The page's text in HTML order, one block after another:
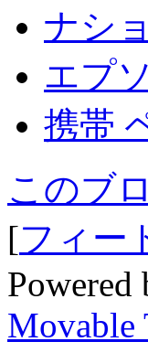
ナシ
エプ
携帯
このブ
[フィー
Powered
Movable